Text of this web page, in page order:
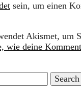
sein, um einen
Akismet, um
wie deine